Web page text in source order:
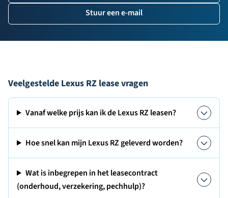
Stuur een e-mail
Veelgestelde Lexus RZ lease vragen
Vanaf welke prijs kan ik de Lexus RZ leasen?
Hoe snel kan mijn Lexus RZ geleverd worden?
Wat is inbegrepen in het leasecontract
(onderhoud, verzekering, pechhulp)?